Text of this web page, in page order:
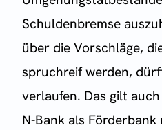
Schuldenbremse
über die Vorschläge,
spruchreif werden,
verlaufen. Das gilt
N-Bank als